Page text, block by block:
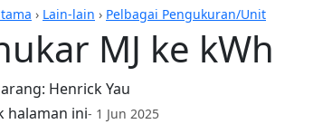
› Lain-lain › Pelbagai Pengukuran/Unit
MJ ke kWh
Henrick Yau
halaman ini- 1 Jun 2025